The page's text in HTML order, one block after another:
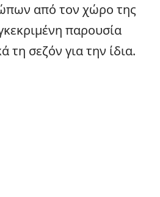
από τον χώρο της
παρουσία
τη σεζόν για την ίδια.